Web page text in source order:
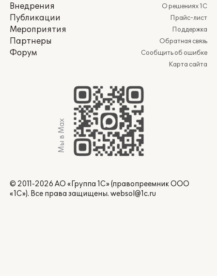
Внедрения
Публикации
Мероприятия
Партнеры
Форум
О решениях 1С
Прайс-лист
Поддержка
Обратная связь
Сообщить об ошибке
Карта сайта
Мы в Max
© 2011-2026 АО «Группа 1С» (правопреемник ООО
«1С»). Все права защищены. websol@1c.ru